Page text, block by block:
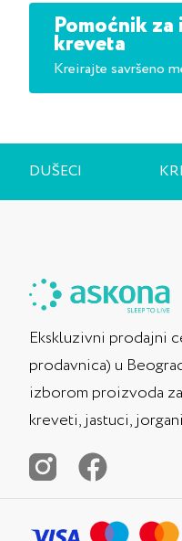
Pomoćnik
kreveta
Kreirajte savršeno
DUŠECI
Ekskluzivni prodajni
prodavnica) u
izborom proizvoda
kreveti, jastuci,